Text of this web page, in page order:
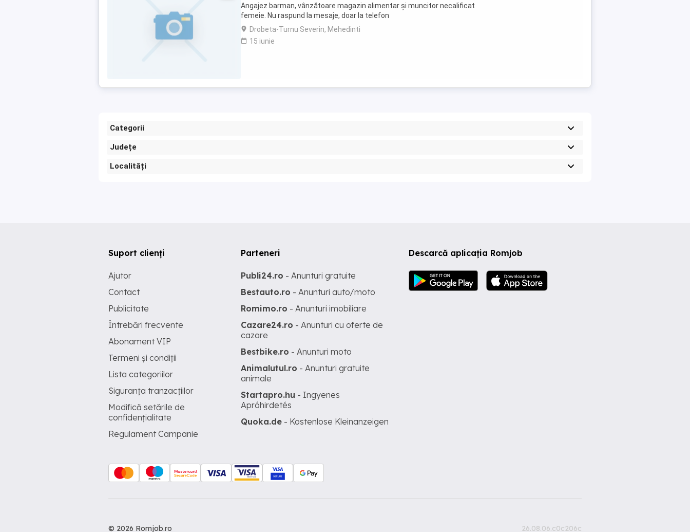
Angajez barman, vânzătoare magazin alimentar și muncitor necalificat
femeie. Nu raspund la mesaje, doar la telefon
Drobeta-Turnu Severin, Mehedinti
15 iunie
Categorii
Județe
Localități
Descarcă aplicația Romjob
Suport clienți
Ajutor
Contact
Publicitate
Întrebări frecvente
Abonament VIP
Termeni și condiții
Lista categoriilor
Siguranța tranzacțiilor
Modifică setările de
confidențialitate
Regulament Campanie
Parteneri
Publi24.ro - Anunturi gratuite
Bestauto.ro - Anunturi auto/moto
Romimo.ro - Anunturi imobiliare
Cazare24.ro - Anunturi cu oferte de
cazare
Bestbike.ro - Anunturi moto
Animalutul.ro - Anunturi gratuite
animale
Startapro.hu - Ingyenes
Apróhirdetés
Quoka.de - Kostenlose Kleinanzeigen
© 2026 Romjob.ro 26.08.06.c0c206c